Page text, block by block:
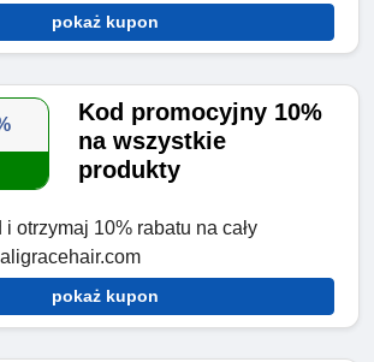
pokaż kupon
Kod promocyjny 10%
na wszystkie
produkty
otrzymaj 10% rabatu na cały
pokaż kupon